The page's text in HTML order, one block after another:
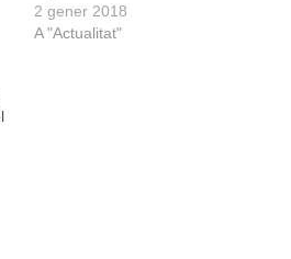
Mali (CJ), Pinya (CJ),
Cúrcuma (CJ), Garam
2 gener 2018
A "Actualitat"